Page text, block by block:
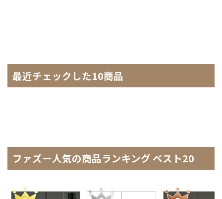
最近チェックした10商品
ファズー人気の商品ランキング ベスト20